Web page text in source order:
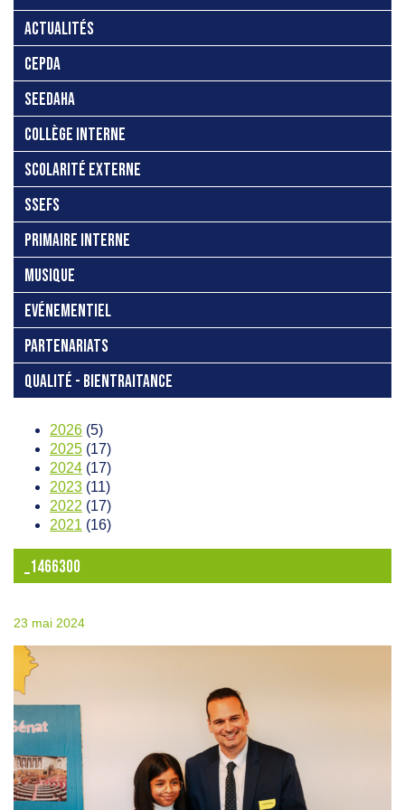
ACTUALITÉS
CEPDA
SEEDAHA
COLLÈGE INTERNE
SCOLARITÉ EXTERNE
SSEFS
PRIMAIRE INTERNE
MUSIQUE
EVÉNEMENTIEL
PARTENARIATS
QUALITÉ - BIENTRAITANCE
2026 (5)
2025 (17)
2024 (17)
2023 (11)
2022 (17)
2021 (16)
_1466300
23 mai 2024